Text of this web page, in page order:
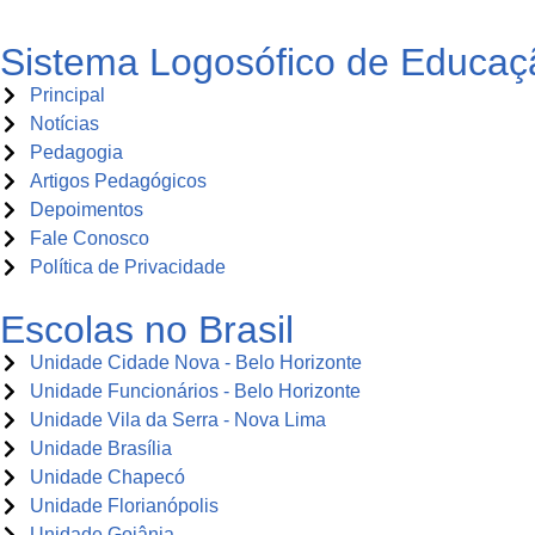
Sistema Logosófico de
Principal
Notícias
Pedagogia
Artigos Pedagógicos
Depoimentos
Fale Conosco
Política de Privacidade
Escolas no Brasil
Unidade Cidade Nova - Belo Horizonte
Unidade Funcionários - Belo Horizonte
Unidade Vila da Serra - Nova Lima
Unidade Brasília
Unidade Chapecó
Unidade Florianópolis